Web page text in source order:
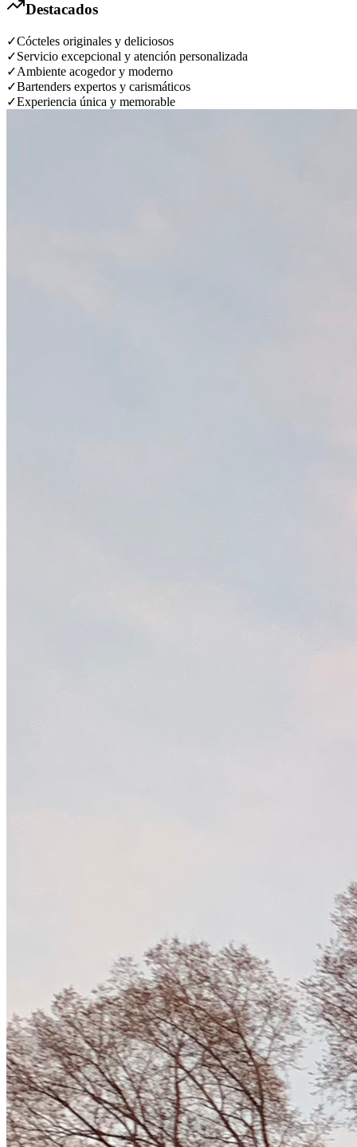
Destacados
✓Cócteles originales y deliciosos
✓Servicio excepcional y atención personalizada
✓Ambiente acogedor y moderno
✓Bartenders expertos y carismáticos
✓Experiencia única y memorable